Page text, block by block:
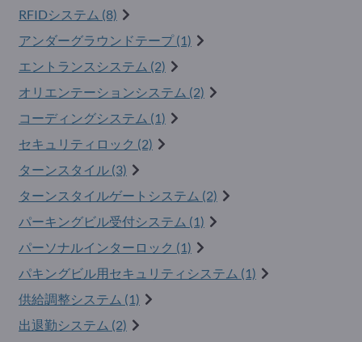
RFIDシステム (8)
アンダーグラウンドテープ (1)
エントランスシステム (2)
オリエンテーションシステム (2)
コーディングシステム (1)
セキュリティロック (2)
ターンスタイル (3)
ターンスタイルゲートシステム (2)
パーキングビル受付システム (1)
パーソナルインターロック (1)
パキングビル用セキュリティシステム (1)
供給調整システム (1)
出退勤システム (2)